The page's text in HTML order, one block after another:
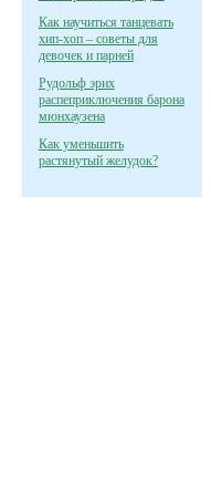
Как научиться танцевать
хип-хоп – советы для
девочек и парней
Рудольф эрих
распеприключения барона
мюнхаузена
Как уменьшить
растянутый желудок?